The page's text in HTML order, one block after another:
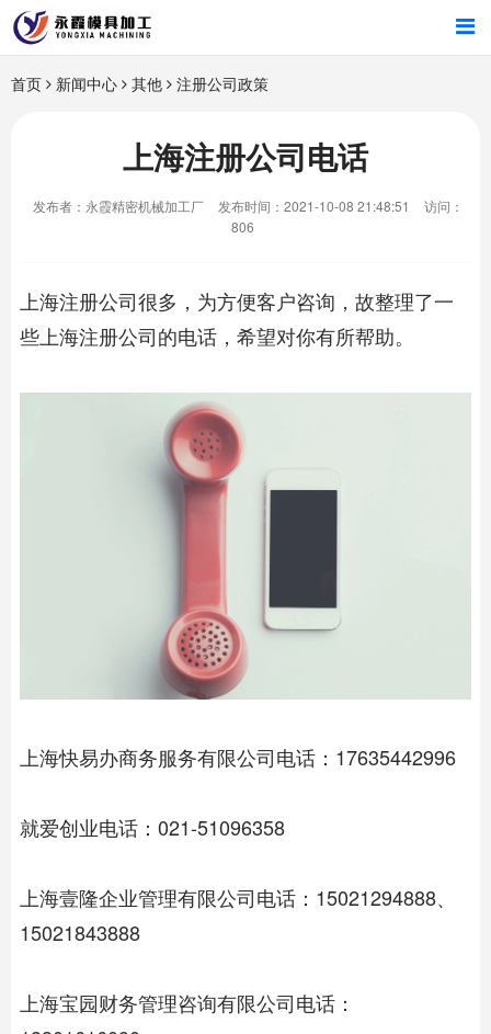
首页
新闻中心
首页 新闻中心 其他 注册公司政策
上海注册公司电话
发布者：永霞精密机械加工厂 发布时间：2021-10-08 21:48:51
访问：
806
上海注册公司很多，为方便客户咨询，故整理了一
些 上海注册公司的电话，希望对你有所帮助。
上海快易办商务服务有限公司电话：17635442996
就爱创业电话：021-51096358
上海壹隆企业管理有限公司电话：15021294888、
15021843888
上海宝园财务管理咨询有限公司电话：